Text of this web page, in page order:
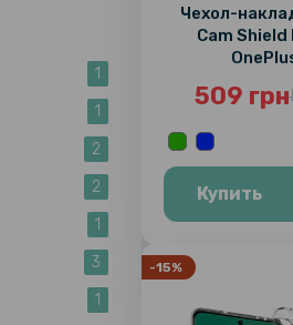
1
1
2
2
1
3
1
Чехол-
Cam Shield
509 грн
Купить
-15%